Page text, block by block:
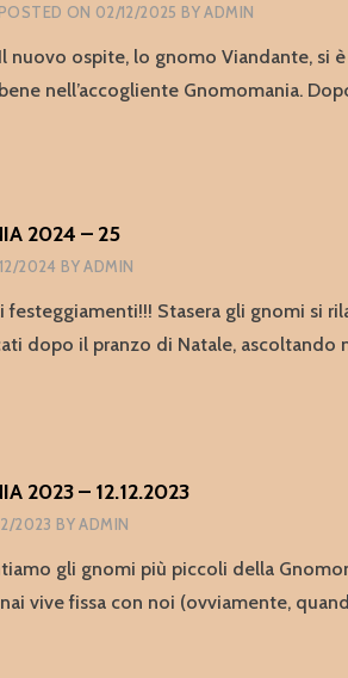
POSTED ON 02/12/2025 BYADMIN
Il nuovo ospite, lo gnomo Viandante, si
bene nell’accogliente Gnomomania.
2024 – 25
2024 BYADMIN
festeggiamenti!!! Stasera gli gnomi si
dopo il pranzo di Natale, ascoltando
2023 – 12.12.2023
2023 BYADMIN
gli gnomi più piccoli della
vive fissa con noi (ovviamente,